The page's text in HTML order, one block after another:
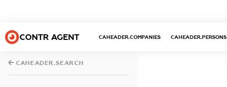
CONTR AGENT CAHEADER.COMPANIES CAHEADER.PERSONS
CAHEADER.SEARCH